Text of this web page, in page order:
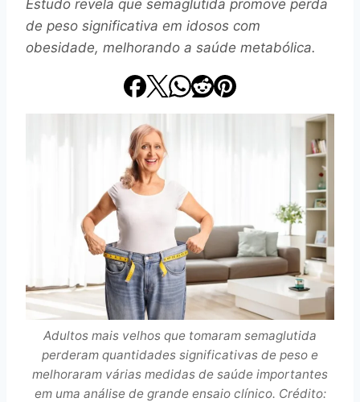
Estudo revela que semaglutida promove perda
de peso significativa em idosos com
obesidade, melhorando a saúde metabólica.
Adultos mais velhos que tomaram semaglutida
perderam quantidades significativas de peso e
melhoraram várias medidas de saúde importantes
em uma análise de grande ensaio clínico. Crédito: